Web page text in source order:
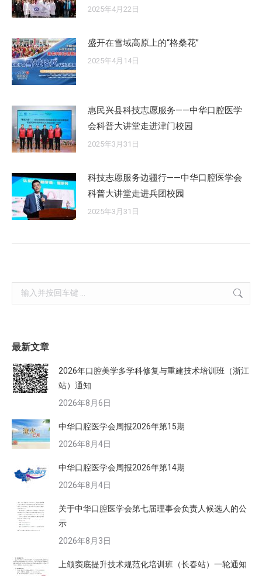
2025年4月22日
盛开在雪域高原上的“格桑花”
2025年4月14日
惠民兴县科技志愿服务——中华口腔医学
会科普大讲堂走进津门校园
2025年3月31日
科技志愿服务边疆行——中华口腔医学会
科普大讲堂走进兵团校园
2025年3月31日
Search:
最新文章
2026年口腔美学多学科修复与重建技术培训班（浙江
站）通知
2026年8月6日
中华口腔医学会周报2026年第15期
2026年8月4日
中华口腔医学会周报2026年第14期
2026年8月4日
关于中华口腔医学会第七届理事会负责人候选人的公
示
2026年8月3日
上颌窦底提升技术规范化培训班（长春站）一轮通知